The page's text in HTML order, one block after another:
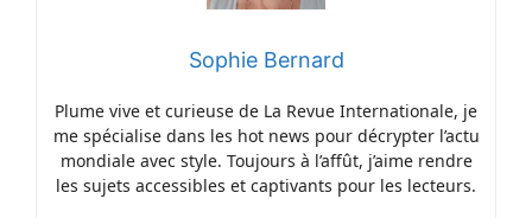
Sophie Bernard
Plume vive et curieuse de La Revue Internationale, je
me spécialise dans les hot news pour décrypter l’actu
mondiale avec style. Toujours à l’affût, j’aime rendre
les sujets accessibles et captivants pour les lecteurs.